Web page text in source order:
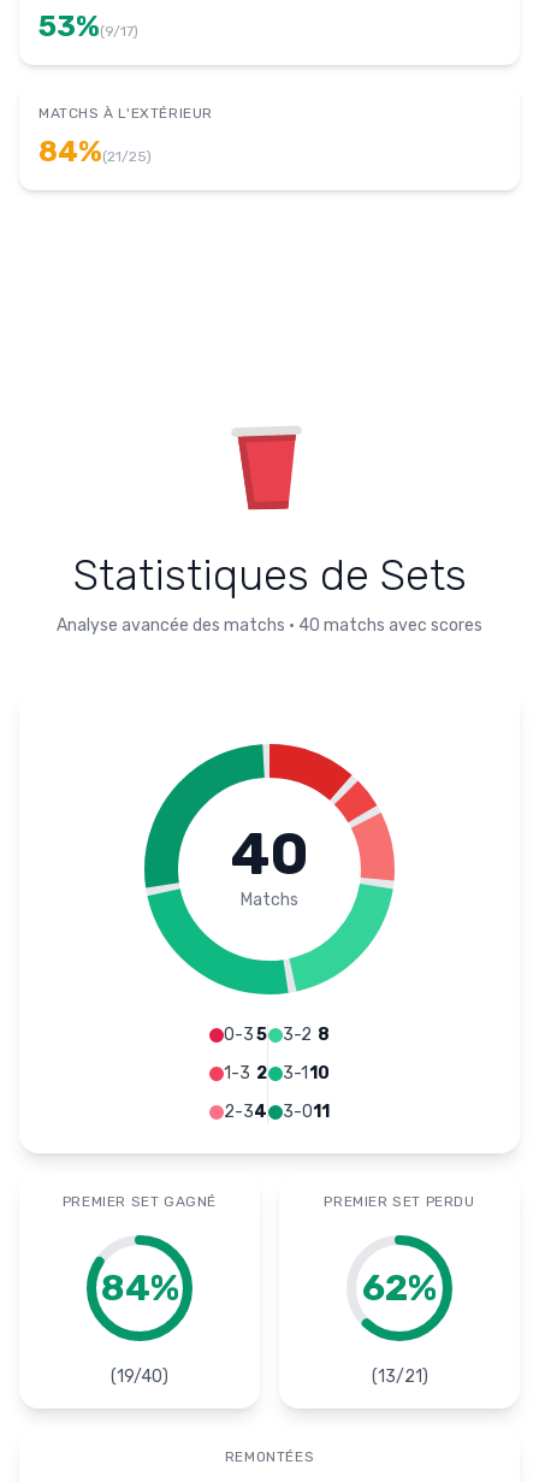
53%(9/17)
MATCHS À L'EXTÉRIEUR
84%(21/25)
Statistiques de Sets
Analyse avancée des matchs • 40 matchs avec scores
40
Matchs
0-35
1-3 2
2-34
3-2 8
3-110
3-011
PREMIER SET GAGNÉ
84%
(19/40)
PREMIER SET PERDU
62%
(13/21)
REMONTÉES